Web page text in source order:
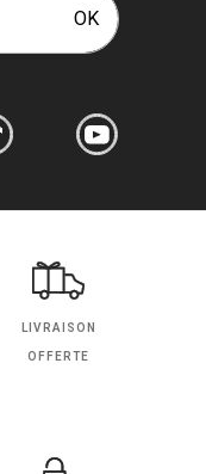
OK
LIVRAISON
OFFERTE